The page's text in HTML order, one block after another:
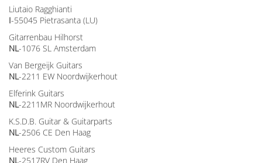
Liutaio Ragghianti
I-55045 Pietrasanta (LU)
Gitarrenbau Hilhorst
NL-1076 SL Amsterdam
Van Bergeijk Guitars
NL-2211 EW Noordwijkerhout
Elferink Guitars
NL-2211MR Noordwijkerhout
K.S.D.B. Guitar & Guitarparts
NL-2506 CE Den Haag
Heeres Custom Guitars
NL-2517RV Den Haag